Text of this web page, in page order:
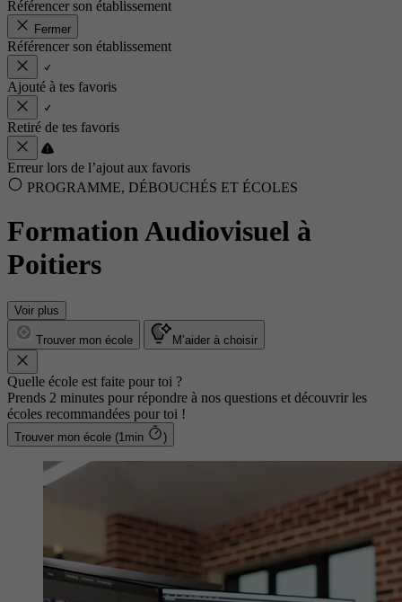
Référencer son établissement
Fermer
Référencer son établissement
Ajouté à tes favoris
Retiré de tes favoris
Erreur lors de l’ajout aux favoris
PROGRAMME, DÉBOUCHÉS ET ÉCOLES
Formation Audiovisuel à
Poitiers
Voir plus
Trouver mon école M’aider à choisir
Quelle école est faite pour toi ?
Prends 2 minutes pour répondre à nos questions et découvrir les
écoles recommandées pour toi !
Trouver mon école (1min )